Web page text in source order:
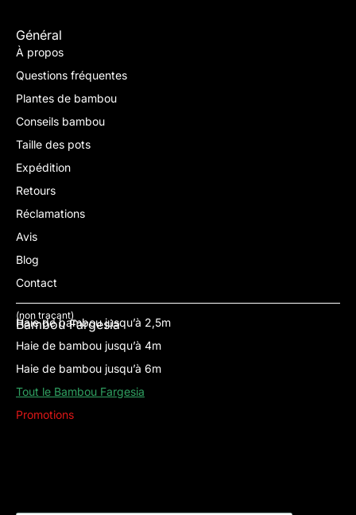
Général
À propos
Questions fréquentes
Plantes de bambou
Conseils bambou
Taille des pots
Expédition
Retours
Réclamations
Avis
Blog
Contact
Bambou Fargesia
(non traçant)
Haie de bambou jusqu’à 2,5m
Haie de bambou jusqu’à 4m
Haie de bambou jusqu’à 6m
Tout le Bambou Fargesia
Promotions